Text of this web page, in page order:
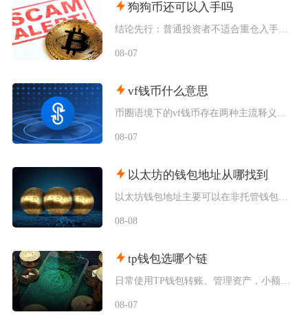
狗狗币还可以入手吗
结论先行：普通投资者不适合重仓入手狗狗币，仅能拿出总资产极小比例做短期情绪博弈，长线持仓性
08-07
vf钱币什么意思
08-07
以太坊的钱包地址从哪找到
08-08
tp钱包选哪个链
08-07